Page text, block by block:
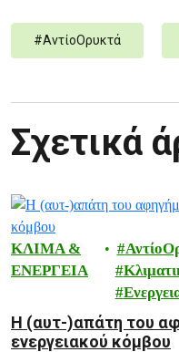
#ΑντίοΟρυκτά
Σχετικά
ΚΛΙΜΑ &
ΕΝΕΡΓΕΙΑ
H (αυτ-)απάτη του
ενεργειακού κόμβου